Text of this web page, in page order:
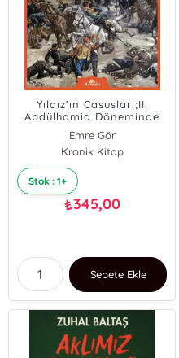
Yıldız'ın Casusları;II.
Abdülhamid Döneminde
İstihbarat
Emre Gör
Kronik Kitap
Stok : 1+
₺345,00
Sepete Ekle